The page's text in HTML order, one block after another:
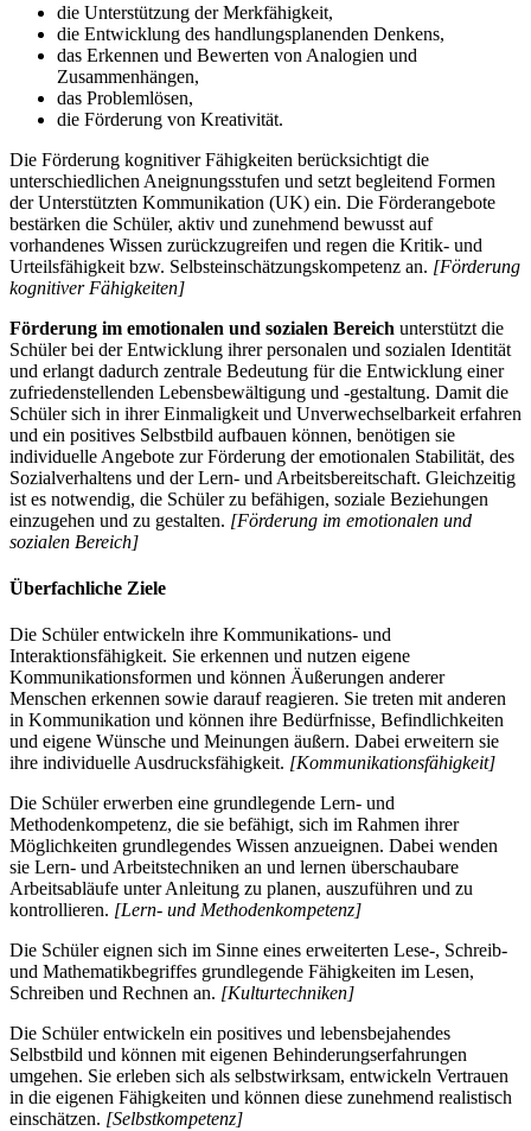
die Unterstützung der Merkfähigkeit,
die Entwicklung des handlungsplanenden Denkens,
das Erkennen und Bewerten von Analogien und
Zusammenhängen,
das Problemlösen,
die Förderung von Kreativität.
Die Förderung kognitiver Fähigkeiten berücksichtigt die
unterschiedlichen Aneignungsstufen und setzt begleitend Formen
der Unterstützten Kommunikation (UK) ein. Die Förderangebote
bestärken die Schüler, aktiv und zunehmend bewusst auf
vorhandenes Wissen zurückzugreifen und regen die Kritik- und
Urteilsfähigkeit bzw. Selbsteinschätzungskompetenz an. [Förderung
kognitiver Fähigkeiten]
Förderung im emotionalen und sozialen Bereich unterstützt die
Schüler bei der Entwicklung ihrer personalen und sozialen Identität
und erlangt dadurch zentrale Bedeutung für die Entwicklung einer
zufriedenstellenden Lebensbewältigung und -gestaltung. Damit die
Schüler sich in ihrer Einmaligkeit und Unverwechselbarkeit erfahren
und ein positives Selbstbild aufbauen können, benötigen sie
individuelle Angebote zur Förderung der emotionalen Stabilität, des
Sozialverhaltens und der Lern- und Arbeitsbereitschaft. Gleichzeitig
ist es notwendig, die Schüler zu befähigen, soziale Beziehungen
einzugehen und zu gestalten. [Förderung im emotionalen und
sozialen Bereich]
Überfachliche Ziele
Die Schüler entwickeln ihre Kommunikations- und
Interaktionsfähigkeit. Sie erkennen und nutzen eigene
Kommunikationsformen und können Äußerungen anderer
Menschen erkennen sowie darauf reagieren. Sie treten mit anderen
in Kommunikation und können ihre Bedürfnisse, Befindlichkeiten
und eigene Wünsche und Meinungen äußern. Dabei erweitern sie
ihre individuelle Ausdrucksfähigkeit. [Kommunikationsfähigkeit]
Die Schüler erwerben eine grundlegende Lern- und
Methodenkompetenz, die sie befähigt, sich im Rahmen ihrer
Möglichkeiten grundlegendes Wissen anzueignen. Dabei wenden
sie Lern- und Arbeitstechniken an und lernen überschaubare
Arbeitsabläufe unter Anleitung zu planen, auszuführen und zu
kontrollieren. [Lern- und Methodenkompetenz]
Die Schüler eignen sich im Sinne eines erweiterten Lese-, Schreib-
und Mathematikbegriffes grundlegende Fähigkeiten im Lesen,
Schreiben und Rechnen an. [Kulturtechniken]
Die Schüler entwickeln ein positives und lebensbejahendes
Selbstbild und können mit eigenen Behinderungserfahrungen
umgehen. Sie erleben sich als selbstwirksam, entwickeln Vertrauen
in die eigenen Fähigkeiten und können diese zunehmend realistisch
einschätzen. [Selbstkompetenz]